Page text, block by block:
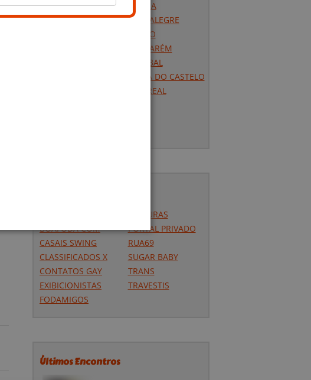
FARO
LISBOA
PORTALEGRE
PORTO
SANTARÉM
SETÚBAL
VIANA DO CASTELO
VILA REAL
BOAFODA COM
CASAIS SWING
CLASSIFICADOS X
CONTATOS GAY
EXIBICIONISTAS
FODAMIGOS
MADURAS
PORTAL PRIVADO
RUA69
SUGAR BABY
TRANS
TRAVESTIS
Últimos Encontros